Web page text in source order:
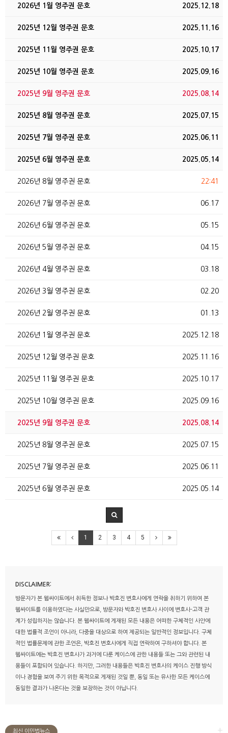
2025.12.18
2026년 1월 영주권 문호
2025.11.16
2025년 12월 영주권 문호
2025.10.17
2025년 11월 영주권 문호
2025.09.16
2025년 10월 영주권 문호
2025.08.14
2025년 9월 영주권 문호
2025.07.15
2025년 8월 영주권 문호
2025.06.11
2025년 7월 영주권 문호
2025.05.14
2025년 6월 영주권 문호
22:41
2026년 8월 영주권 문호
06.17
2026년 7월 영주권 문호
05.15
2026년 6월 영주권 문호
04.15
2026년 5월 영주권 문호
03.18
2026년 4월 영주권 문호
02.20
2026년 3월 영주권 문호
01.13
2026년 2월 영주권 문호
2025.12.18
2026년 1월 영주권 문호
2025.11.16
2025년 12월 영주권 문호
2025.10.17
2025년 11월 영주권 문호
2025.09.16
2025년 10월 영주권 문호
2025.08.14
2025년 9월 영주권 문호
2025.07.15
2025년 8월 영주권 문호
2025.06.11
2025년 7월 영주권 문호
2025.05.14
2025년 6월 영주권 문호
1 2 3 4 5
DISCLAIMER:
방문자가 본 웹싸이트에서 취득한 정보나 박호진 변호사에게 연락을 취하기 위하여 본
웹싸이트를 이용하였다는 사실만으로, 방문자와 박호진 변호사 사이에 변호사-고객 관
계가 성립하지는 않습니다. 본 웹싸이트에 게재된 모든 내용은 어떠한 구체적인 사안에
대한 법률적 조언이 아니라, 다중을 대상으로 하여 제공되는 일반적인 정보입니다. 구체
적인 법률문제에 관한 조언은, 박호진 변호사에게 직접 연락하여 구하셔야 합니다. 본
웹싸이트에는 박호진 변호사가 과거에 다룬 케이스에 관한 내용들 또는 그와 관련된 내
용들이 포함되어 있습니다. 하지만, 그러한 내용들은 박호진 변호사의 케이스 진행 방식
이나 경험을 보여 주기 위한 목적으로 게재된 것일 뿐, 동일 또는 유사한 모든 케이스에
동일한 결과가 나온다는 것을 보장하는 것이 아닙니다.
+
최신 이민법뉴스